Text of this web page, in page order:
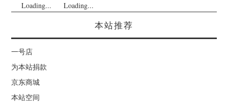
Loading... Loading...
本站推荐
一号店
为本站捐款
京东商城
本站空间